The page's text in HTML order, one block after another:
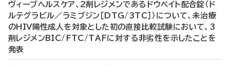
ヴィーブヘルスケア、2剤レジメンであるドウベイト配合錠（ド
ルテグラビル／ラミブジン［DTG/3TC］）について、未治療
のHIV陽性成人を対象とした初の直接比較試験において、3
剤レジメンBIC/FTC/TAFに対する非劣性を示したことを
発表